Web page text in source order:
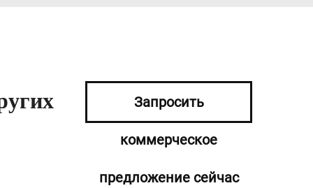
Запросить
коммерческое
предложение сейчас